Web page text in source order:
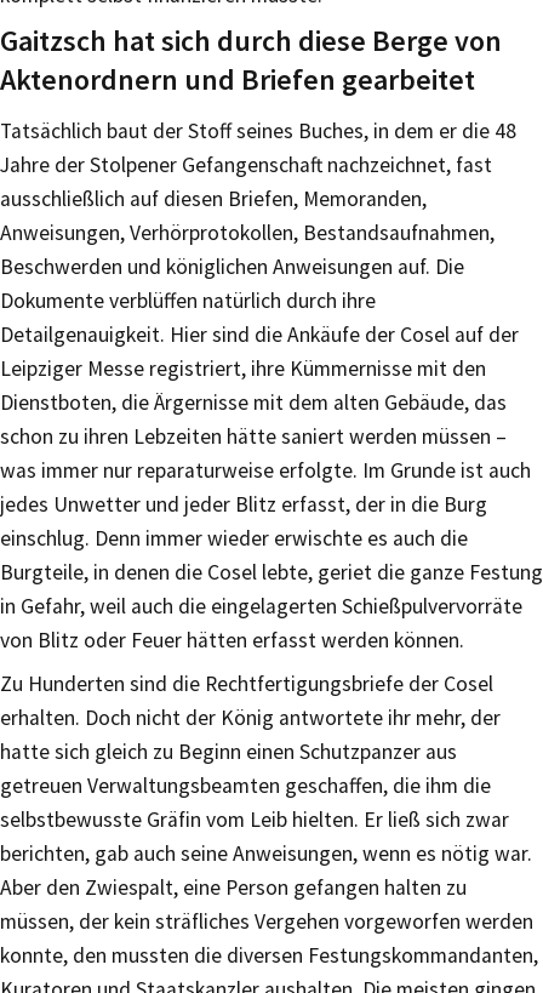
Gaitzsch hat sich durch diese Berge von
Aktenordnern und Briefen gearbeitet
Tatsächlich baut der Stoff seines Buches, in dem er die 48
Jahre der Stolpener Gefangenschaft nachzeichnet, fast
ausschließlich auf diesen Briefen, Memoranden,
Anweisungen, Verhörprotokollen, Bestandsaufnahmen,
Beschwerden und königlichen Anweisungen auf. Die
Dokumente verblüffen natürlich durch ihre
Detailgenauigkeit. Hier sind die Ankäufe der Cosel auf der
Leipziger Messe registriert, ihre Kümmernisse mit den
Dienstboten, die Ärgernisse mit dem alten Gebäude, das
schon zu ihren Lebzeiten hätte saniert werden müssen –
was immer nur reparaturweise erfolgte. Im Grunde ist auch
jedes Unwetter und jeder Blitz erfasst, der in die Burg
einschlug. Denn immer wieder erwischte es auch die
Burgteile, in denen die Cosel lebte, geriet die ganze Festung
in Gefahr, weil auch die eingelagerten Schießpulvervorräte
von Blitz oder Feuer hätten erfasst werden können.
Zu Hunderten sind die Rechtfertigungsbriefe der Cosel
erhalten. Doch nicht der König antwortete ihr mehr, der
hatte sich gleich zu Beginn einen Schutzpanzer aus
getreuen Verwaltungsbeamten geschaffen, die ihm die
selbstbewusste Gräfin vom Leib hielten. Er ließ sich zwar
berichten, gab auch seine Anweisungen, wenn es nötig war.
Aber den Zwiespalt, eine Person gefangen halten zu
müssen, der kein sträfliches Vergehen vorgeworfen werden
konnte, den mussten die diversen Festungskommandanten,